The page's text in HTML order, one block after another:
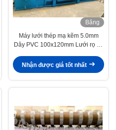
Băng
hình
Máy lưới thép mạ kẽm 5.0mm
Dây PVC 100x120mm Lưới rọ đá
Nhận được giá tốt nhất